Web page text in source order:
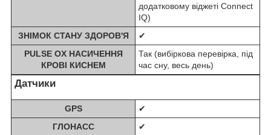
додатковому віджеті Connect
IQ)
ЗНІМОК СТАНУ ЗДОРОВ'Я
✔
PULSE OX НАСИЧЕННЯ
КРОВІ КИСНЕМ
Так (вибіркова перевірка, під
час сну, весь день)
Датчики
GPS
✔
ГЛОНАСС
✔